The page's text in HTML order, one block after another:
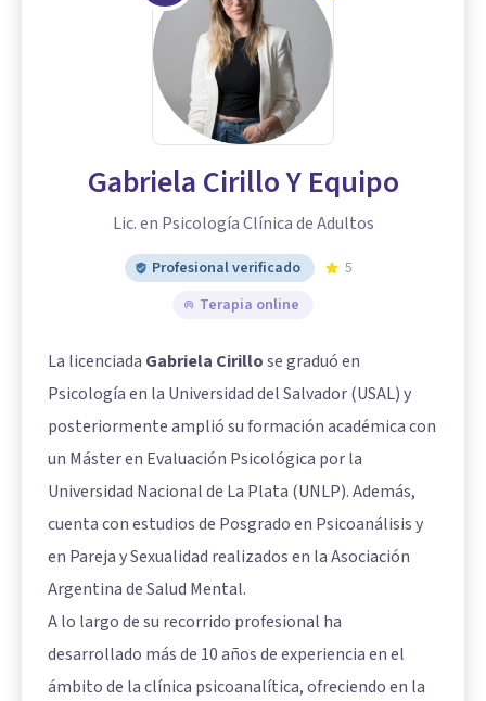
Gabriela Cirillo Y Equipo
Lic. en Psicología Clínica de Adultos
Profesional verificado
5
Terapia online
La licenciada Gabriela Cirillose graduó en
Psicología en la Universidad del Salvador (USAL) y
posteriormente amplió su formación académica con
un Máster en Evaluación Psicológica por la
Universidad Nacional de La Plata (UNLP). Además,
cuenta con estudios de Posgrado en Psicoanálisis y
en Pareja y Sexualidad realizados en la Asociación
Argentina de Salud Mental.
A lo largo de su recorrido profesional ha
desarrollado más de 10 años de experiencia en el
ámbito de la clínica psicoanalítica, ofreciendo en la